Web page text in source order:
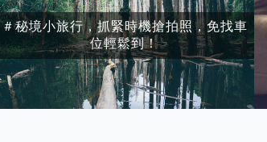
＃秘境小旅行，抓緊時機搶拍照，免找車
位輕鬆到！